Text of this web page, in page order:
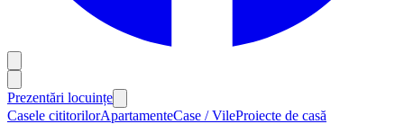
Prezentări locuințe
Casele cititorilorApartamenteCase / VileProiecte de casă